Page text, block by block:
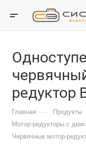
редуктор
Главная — Продукты
Мотор-редукторы с
Червячные мотор-